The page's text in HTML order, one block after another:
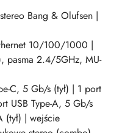
Bang & Olufsen |
10/100/1000 |
2.4/5GHz, MU-
C, 5 Gb/s (tył) | 1 port
USB Type-A, 5 Gb/s
(tył) | wejście